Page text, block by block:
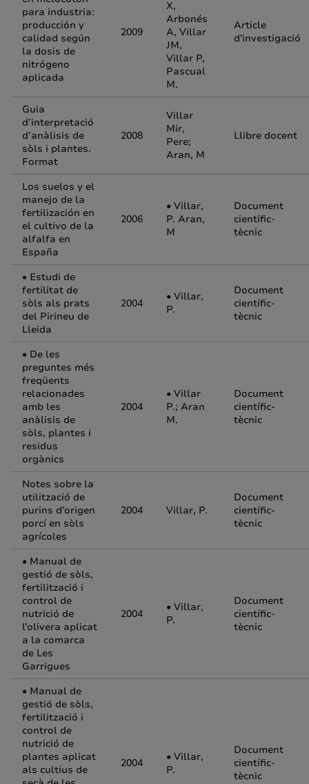
para industria:
producción y
calidad según
la dosis de
nitrógeno
aplicada
2009
X,
Arbonés
A, Villar
JM,
Villar P,
Pascual
M.
Article
d'investigació
Guia
d’interpretació
d’anàlisis de
sòls i plantes.
Format
2008
Villar
Mir,
Pere;
Aran, M
Llibre docent
Los suelos y el
manejo de la
fertilización en
el cultivo de la
alfalfa en
España
2006
• Villar,
P. Aran,
M
Document
científic-
tècnic
• Estudi de
fertilitat de
sòls als prats
del Pirineu de
Lleida
2004
• Villar,
P.
Document
científic-
tècnic
• De les
preguntes més
freqüents
relacionades
amb les
anàlisis de
sòls, plantes i
residus
orgànics
2004
• Villar
P.; Aran
M.
Document
científic-
tècnic
Notes sobre la
utilització de
purins d’origen
porcí en sòls
agrícoles
2004 Villar, P.
Document
científic-
tècnic
• Manual de
gestió de sòls,
fertilització i
control de
nutrició de
l’olivera aplicat
a la comarca
de Les
Garrigues
2004
• Villar,
P.
Document
científic-
tècnic
• Manual de
gestió de sòls,
fertilització i
control de
nutrició de
plantes aplicat
als cultius de
2004
• Villar,
P.
Document
científic-
tècnic